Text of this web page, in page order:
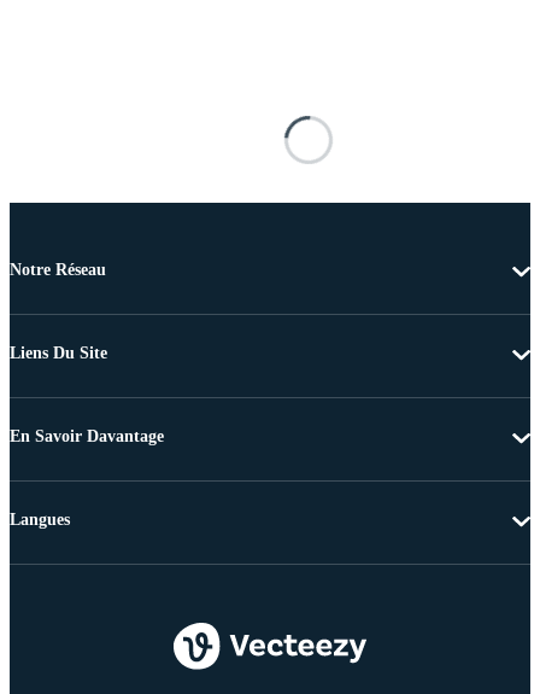
Notre Réseau
Liens Du Site
En Savoir Davantage
Langues